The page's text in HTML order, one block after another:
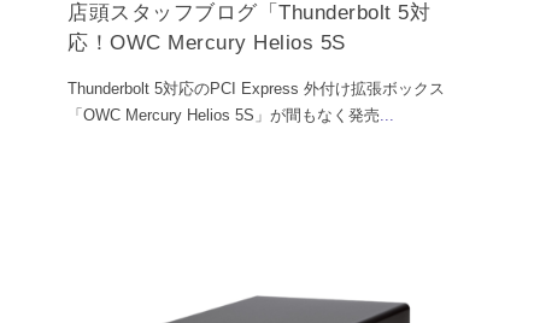
店頭スタッフブログ「Thunderbolt 5対
応！OWC Mercury Helios 5S
Thunderbolt 5対応のPCI Express 外付け拡張ボックス
「OWC Mercury Helios 5S」が間もなく発売...